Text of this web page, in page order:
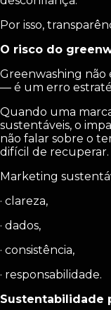
Por isso,
O risco do
Greenwashing não
— é um erro
Quando uma
sustentáveis, o
não falar sobre o
difícil de recuperar.
Marketing
· clareza,
· dados,
· consistência,
· responsabilidade.
Sustentabilidade